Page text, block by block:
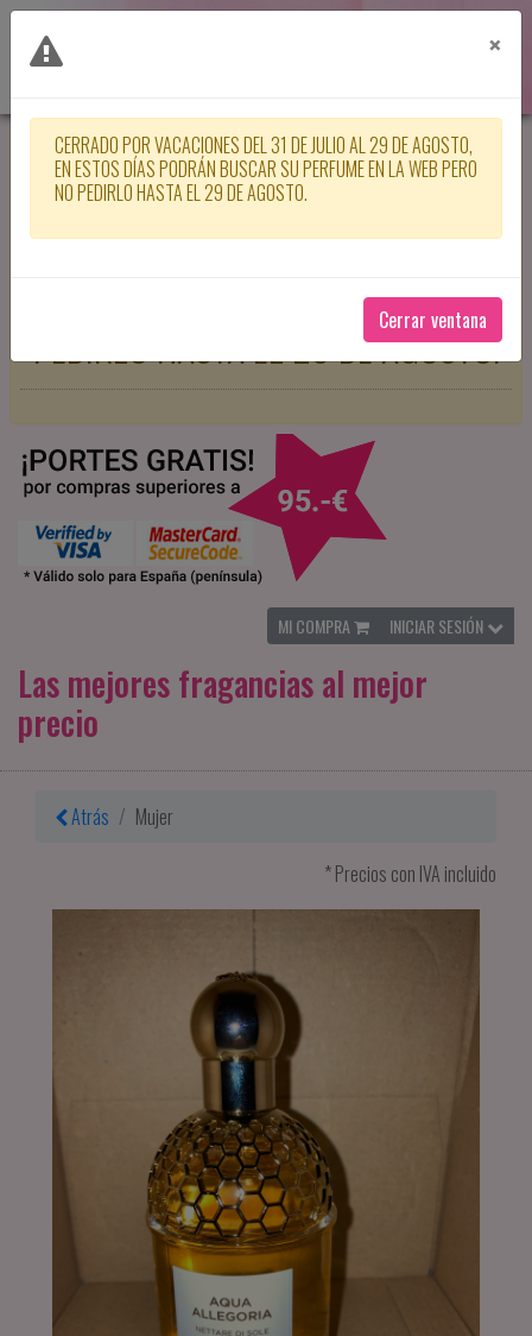
CERRADO POR VACACIONES DEL 31
DE JULIO AL 29 DE AGOSTO, EN
ESTOS DÍAS PODRÁN BUSCAR SU
PERFUME EN LA WEB PERO NO
PEDIRLO HASTA EL 29 DE AGOSTO.
MI COMPRA INICIAR SESIÓN
Las mejores fragancias al mejor
precio
Atrás
Mujer
* Precios con IVA incluido
×
CERRADO POR VACACIONES DEL 31 DE JULIO AL 29 DE AGOSTO,
EN ESTOS DÍAS PODRÁN BUSCAR SU PERFUME EN LA WEB PERO
NO PEDIRLO HASTA EL 29 DE AGOSTO.
Cerrar ventana